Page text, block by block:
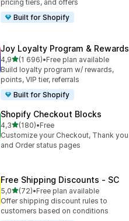
pricing tiers, and offers
Built for Shopify
Joy Loyalty Program & Rewards
4,9z 5 hvězd
(1 696)
Celkový počet recenzí: 1696
•Free plan available
Build loyalty program w/ rewards,
points, VIP tier, referrals
Built for Shopify
Shopify Checkout Blocks
4,3z 5 hvězd
(180)
Celkový počet recenzí: 180
•Free
Customize your Checkout, Thank you
and Order status pages
Free Shipping Discounts ‑ SC
5,0z 5 hvězd
(72)
Celkový počet recenzí: 72
•Free plan available
Offer shipping discount rules to
customers based on conditions